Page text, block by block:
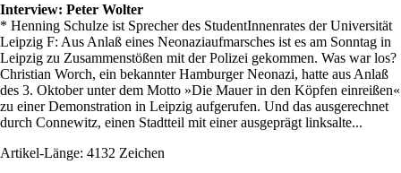
Interview: Peter Wolter
* Henning Schulze ist Sprecher des StudentInnenrates der Universität
Leipzig F: Aus Anlaß eines Neonaziaufmarsches ist es am Sonntag in
Leipzig zu Zusammenstößen mit der Polizei gekommen. Was war los?
Christian Worch, ein bekannter Hamburger Neonazi, hatte aus Anlaß
des 3. Oktober unter dem Motto »Die Mauer in den Köpfen einreißen«
zu einer Demonstration in Leipzig aufgerufen. Und das ausgerechnet
durch Connewitz, einen Stadtteil mit einer ausgeprägt linksalte...
Artikel-Länge: 4132 Zeichen